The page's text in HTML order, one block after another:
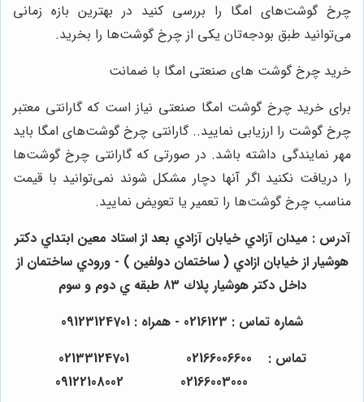
چرخ گوشت‌های امگا را بررسی کنید در بهترین بازه زمانی
می‌توانید طبق بودجه‌تان یکی از چرخ گوشت‌ها را بخرید.
خرید چرخ گوشت های صنعتی امگا با ضمانت
برای خرید چرخ گوشت امگا صنعتی نیاز است که گارانتی معتبر
چرخ گوشت را ارزیابی نمایید.. گارانتی چرخ گوشت‌های امگا باید
مهر نمایندگی داشته باشد. در صورتی که گارانتی چرخ گوشت‌ها
را دریافت نکنید اگر آنها دچار مشکل شوند نمی‌توانید با قیمت
مناسب چرخ گوشت‌ها را تعمیر یا تعویض نمایید.
آدرس : ميدان آزادي خيابان آزادي بعد از استاد معين ابتداي دكتر
هوشيار از خيابان ازادي ( ساختمان دولفين ) - ورودي ساختمان از
داخل دكتر هوشيار پلاك ٨٣ طبقه ي دوم و سوم
شماره تماس : 0216123 - همراه : 09123124701
تماس : 02166006600 02133124701